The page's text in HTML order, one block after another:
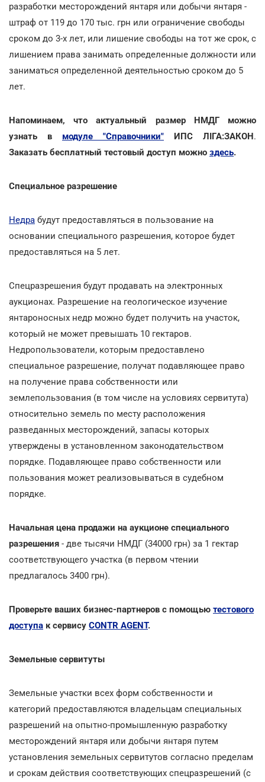
разработки месторождений янтаря или добычи янтаря -
штраф от 119 до 170 тыс. грн или ограничение свободы
сроком до 3-х лет, или лишение свободы на тот же срок, с
лишением права занимать определенные должности или
заниматься определенной деятельностью сроком до 5
лет.
Напоминаем, что актуальный размер НМДГ можно
узнать в модуле "Справочники" ИПС ЛІГА:ЗАКОН.
Заказать бесплатный тестовый доступ можно здесь.
Специальное разрешение
Недра будут предоставляться в пользование на
основании специального разрешения, которое будет
предоставляться на 5 лет.
Спецразрешения будут продавать на электронных
аукционах. Разрешение на геологическое изучение
янтароносных недр можно будет получить на участок,
который не может превышать 10 гектаров.
Недропользователи, которым предоставлено
специальное разрешение, получат подавляющее право
на получение права собственности или
землепользования (в том числе на условиях сервитута)
относительно земель по месту расположения
разведанных месторождений, запасы которых
утверждены в установленном законодательством
порядке. Подавляющее право собственности или
пользования может реализовываться в судебном
порядке.
Начальная цена продажи на аукционе специального
разрешения - две тысячи НМДГ (34000 грн) за 1 гектар
соответствующего участка (в первом чтении
предлагалось 3400 грн).
Проверьте ваших бизнес-партнеров с помощью тестового
доступа к сервису CONTR AGENT.
Земельные сервитуты
Земельные участки всех форм собственности и
категорий предоставляются владельцам специальных
разрешений на опытно-промышленную разработку
месторождений янтаря или добычи янтаря путем
установления земельных сервитутов согласно пределам
и срокам действия соответствующих спецразрешений (с